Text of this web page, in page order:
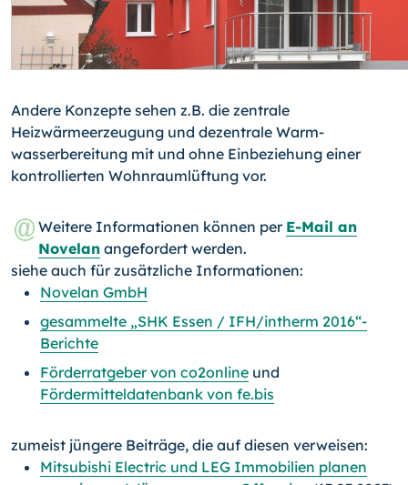
Andere Konzepte sehen z.B. die zentrale
Heizwärmeerzeugung und dezentrale Warm­
wasserbereitung mit und ohne Einbeziehung einer
kontrollierten Wohnraumlüftung vor.
Weitere Informationen können per E-Mail an
Novelan angefordert werden.
siehe auch für zusätzliche Informationen:
Novelan GmbH
gesammelte „SHK Essen / IFH/intherm 2016“-
Berichte
Förderratgeber von co2online und
Fördermitteldatenbank von fe.bis
zumeist jüngere Beiträge, die auf diesen verweisen:
Mitsubishi Electric und LEG Immobilien planen